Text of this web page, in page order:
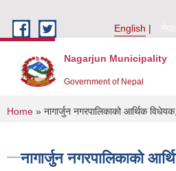
English
Nagarjun Municipality
Government of Nepal
You are here
Home » नागार्जुन नगरपालिकाको आर्थिक
नागार्जुन नगरपालिकाको